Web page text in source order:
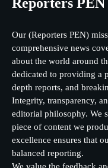
Reporters PEN
Our (Reporters PEN)
comprehensive news
about the world around
dedicated to providing a
depth reports, and
Integrity, transparency,
editorial philosophy. We
piece of content we
excellence ensures that
balanced reporting.